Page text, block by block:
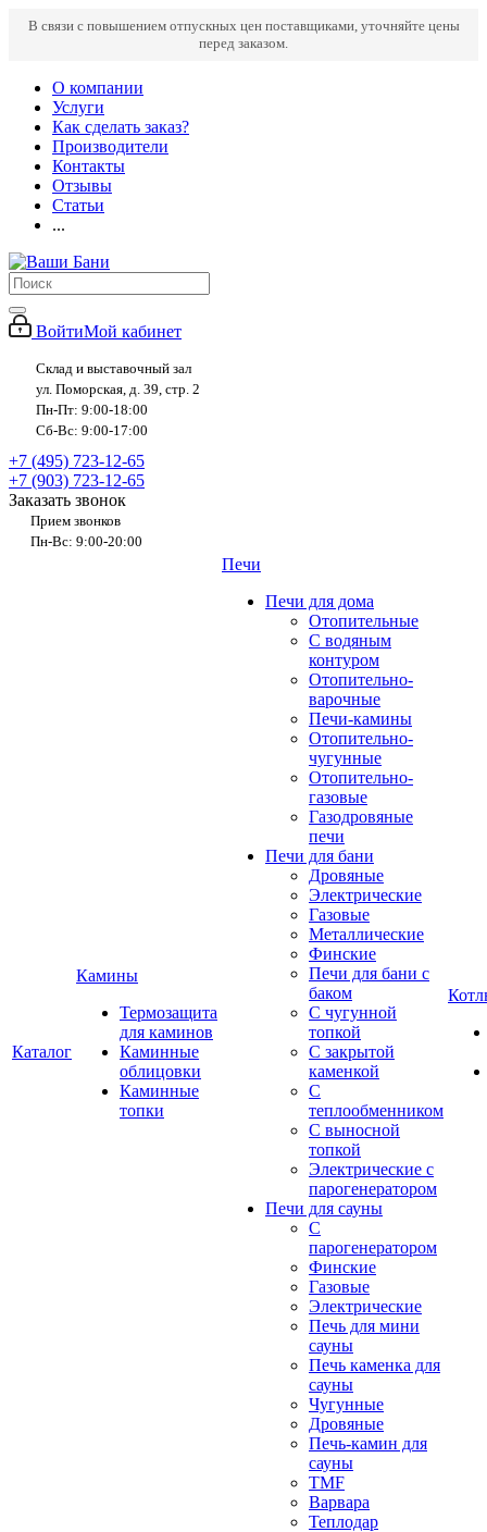
В связи с повышением отпускных цен поставщиками, уточняйте цены
перед заказом.
О компании
Услуги
Как сделать заказ?
Производители
Контакты
Отзывы
Статьи
...
ВойтиМой кабинет
Склад и выставочный зал
ул. Поморская, д. 39, стр. 2
Пн-Пт: 9:00-18:00
Сб-Вс: 9:00-17:00
+7 (495) 723-12-65
+7 (903) 723-12-65
Заказать звонок
Прием звонков
Пн-Вс: 9:00-20:00
Каталог
Камины
Термозащита
для каминов
Каминные
облицовки
Каминные
топки
Печи
Печи для дома
Отопительные
C водяным
контуром
Отопительно-
варочные
Печи-камины
Отопительно-
чугунные
Отопительно-
газовые
Газодровяные
печи
Печи для бани
Дровяные
Электрические
Газовые
Металлические
Финские
Печи для бани с
баком
С чугунной
топкой
С закрытой
каменкой
С
теплообменником
С выносной
топкой
Электрические с
парогенератором
Печи для сауны
С
парогенератором
Финские
Газовые
Электрические
Печь для мини
сауны
Печь каменка для
сауны
Чугунные
Дровяные
Печь-камин для
сауны
TMF
Варвара
Теплодар